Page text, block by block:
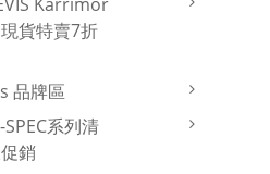
貨特賣7折
品牌區
SPEC系列清
銷